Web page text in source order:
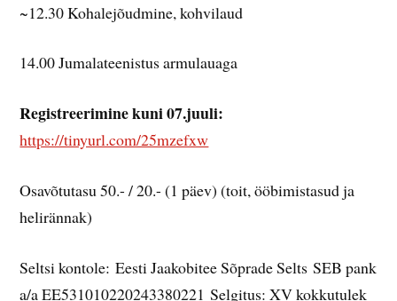
~12.30 Kohalejõudmine, kohvilaud
14.00 Jumalateenistus armulauaga
Registreerimine kuni 07.juuli:
https://tinyurl.com/25mzefxw
Osavõtutasu 50.- / 20.- (1 päev) (toit, ööbimistasud ja
helirännak)
Seltsi kontole: Eesti Jaakobitee Sõprade Selts SEB pank
a/a EE531010220243380221 Selgitus: XV kokkutulek